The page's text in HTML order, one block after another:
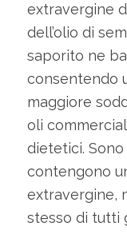
extravergine
dell’olio di
saporito ne
consentendo
maggiore
oli
dietetici.
contengono
extravergine,
stesso di tutti